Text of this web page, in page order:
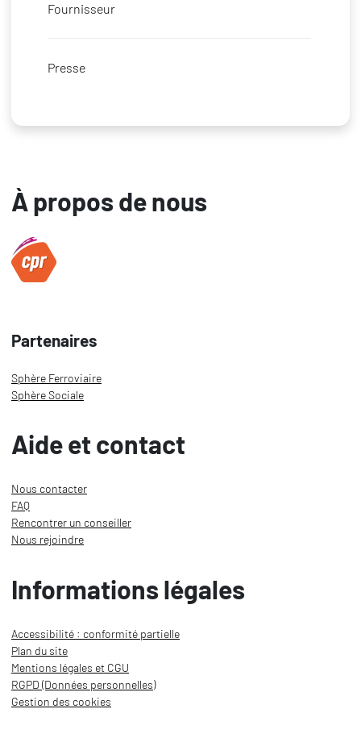
Fournisseur
Presse
À propos de nous
Partenaires
Sphère Ferroviaire
Sphère Sociale
Aide et contact
Nous contacter
FAQ
Rencontrer un conseiller
Nous rejoindre
Informations légales
Accessibilité : conformité partielle
Plan du site
Mentions légales et CGU
RGPD (Données personnelles)
Gestion des cookies